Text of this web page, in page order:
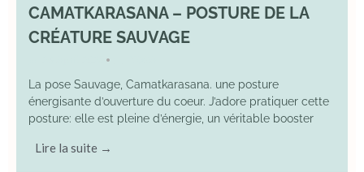
CAMATKARASANA – POSTURE DE LA
CRÉATURE SAUVAGE
•
La pose Sauvage, Camatkarasana. une posture
énergisante d’ouverture du coeur. J’adore pratiquer cette
posture: elle est pleine d’énergie, un véritable booster
Lire la suite →